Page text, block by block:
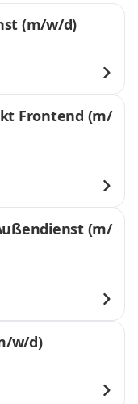
(m/w/d)
Frontend (m/
(m/
w/d)